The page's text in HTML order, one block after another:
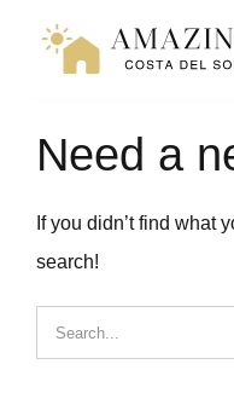
NAVEN
RESORT LIVING
HYPOTÉKA
Need a
If you didn’t find what
search!
Hledat: